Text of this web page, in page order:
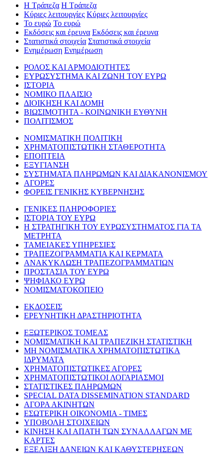
Η Τράπεζα Η Τράπεζα
Κύριες λειτουργίες Κύριες λειτουργίες
Το ευρώ Το ευρώ
Εκδόσεις και έρευνα Εκδόσεις και έρευνα
Στατιστικά στοιχεία Στατιστικά στοιχεία
Ενημέρωση Ενημέρωση
ΡΟΛΟΣ ΚΑΙ ΑΡΜΟΔΙΟΤΗΤΕΣ
ΕΥΡΩΣΥΣΤΗΜΑ ΚΑΙ ΖΩΝΗ ΤΟΥ ΕΥΡΩ
ΙΣΤΟΡΙΑ
ΝΟΜΙΚΟ ΠΛΑΙΣΙΟ
ΔΙΟΙΚΗΣΗ ΚΑΙ ΔΟΜΗ
ΒΙΩΣΙΜΟΤΗΤΑ - ΚΟΙΝΩΝΙΚΗ ΕΥΘΥΝΗ
ΠΟΛΙΤΙΣΜΟΣ
ΝΟΜΙΣΜΑΤΙΚΗ ΠΟΛΙΤΙΚΗ
ΧΡΗΜΑΤΟΠΙΣΤΩΤΙΚΗ ΣΤΑΘΕΡΟΤΗΤΑ
ΕΠΟΠΤΕΙΑ
ΕΞΥΓΙΑΝΣΗ
ΣΥΣΤΗΜΑΤΑ ΠΛΗΡΩΜΩΝ ΚΑΙ ΔΙΑΚΑΝΟΝΙΣΜΟΥ
ΑΓΟΡΕΣ
ΦΟΡΕΙΣ ΓΕΝΙΚΗΣ ΚΥΒΕΡΝΗΣΗΣ
ΓΕΝΙΚΕΣ ΠΛΗΡΟΦΟΡΙΕΣ
ΙΣΤΟΡΙΑ ΤΟΥ ΕΥΡΩ
Η ΣΤΡΑΤΗΓΙΚΗ ΤΟΥ ΕΥΡΩΣΥΣΤΗΜΑΤΟΣ ΓΙΑ ΤΑ
ΜΕΤΡΗΤΑ
ΤΑΜΕΙΑΚΕΣ ΥΠΗΡΕΣΙΕΣ
ΤΡΑΠΕΖΟΓΡΑΜΜΑΤΙΑ ΚΑΙ ΚΕΡΜΑΤΑ
ΑΝΑΚΥΚΛΩΣΗ ΤΡΑΠΕΖΟΓΡΑΜΜΑΤΙΩΝ
ΠΡΟΣΤΑΣΙΑ ΤΟΥ ΕΥΡΩ
ΨΗΦΙΑΚΟ ΕΥΡΩ
ΝΟΜΙΣΜΑΤΟΚΟΠΕΙΟ
ΕΚΔΟΣΕΙΣ
ΕΡΕΥΝΗΤΙΚΗ ΔΡΑΣΤΗΡΙΟΤΗΤΑ
ΕΞΩΤΕΡΙΚΟΣ ΤΟΜΕΑΣ
ΝΟΜΙΣΜΑΤΙΚΗ ΚΑΙ ΤΡΑΠΕΖΙΚΗ ΣΤΑΤΙΣΤΙΚΗ
ΜΗ ΝΟΜΙΣΜΑΤΙΚΑ ΧΡΗΜΑΤΟΠΙΣΤΩΤΙΚΑ
ΙΔΡΥΜΑΤΑ
ΧΡΗΜΑΤΟΠΙΣΤΩΤΙΚΕΣ ΑΓΟΡΕΣ
ΧΡΗΜΑΤΟΠΙΣΤΩΤΙΚΟΙ ΛΟΓΑΡΙΑΣΜΟΙ
ΣΤΑΤΙΣΤΙΚΕΣ ΠΛΗΡΩΜΩΝ
SPECIAL DATA DISSEMINATION STANDARD
ΑΓΟΡΑ ΑΚΙΝΗΤΩΝ
ΕΣΩΤΕΡΙΚΗ ΟΙΚΟΝΟΜΙΑ - ΤΙΜΕΣ
ΥΠΟΒΟΛΗ ΣΤΟΙΧΕΙΩΝ
ΚΙΝΗΣΗ ΚΑΙ ΑΠΑΤΗ ΤΩΝ ΣΥΝΑΛΛΑΓΩΝ ΜΕ
ΚΑΡΤΕΣ
ΕΞΕΛΙΞΗ ΔΑΝΕΙΩΝ ΚΑΙ ΚΑΘΥΣΤΕΡΗΣΕΩΝ